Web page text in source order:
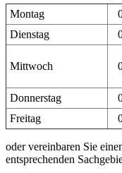
Montag
Dienstag
Mittwoch
Donnerstag
Freitag
oder vereinbaren Sie
entsprechenden